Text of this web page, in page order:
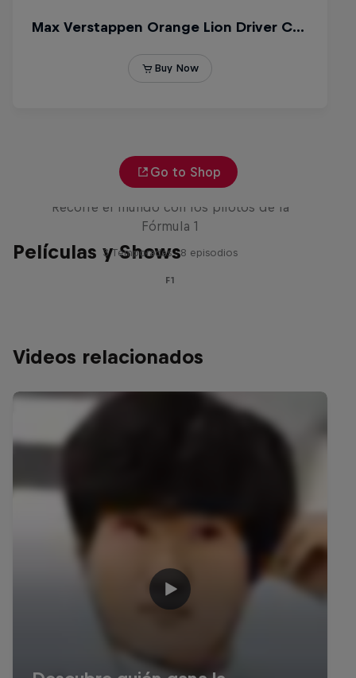
Go to Shop
Películas y Shows
Red Bull Racing Road Trips
Recorre el mundo con los pilotos de la
Fórmula 1
3 Temporadas · 8 episodios
F1
Videos relacionados